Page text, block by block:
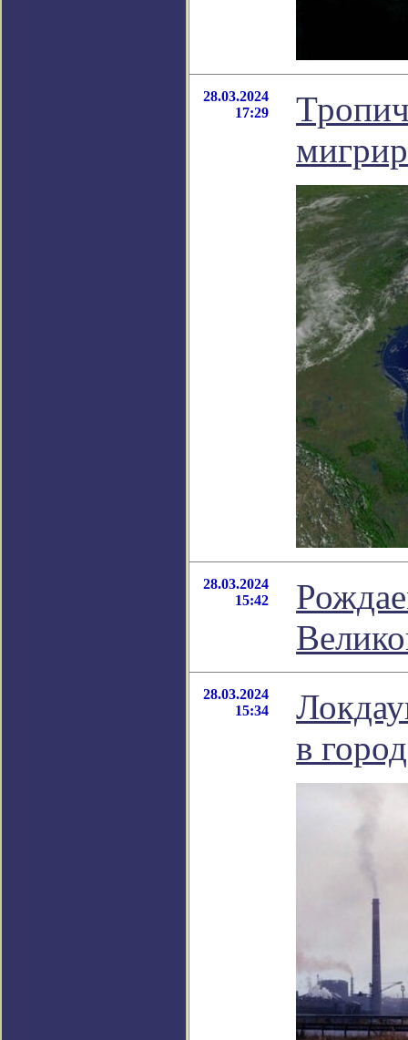
28.03.2024
17:29
28.03.2024
15:42
28.03.2024
15:34
в